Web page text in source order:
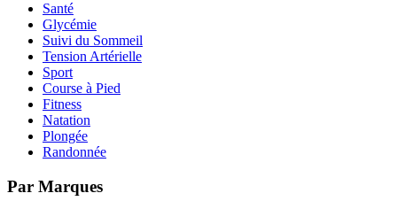
Santé
Glycémie
Suivi du Sommeil
Tension Artérielle
Sport
Course à Pied
Fitness
Natation
Plongée
Randonnée
Par Marques